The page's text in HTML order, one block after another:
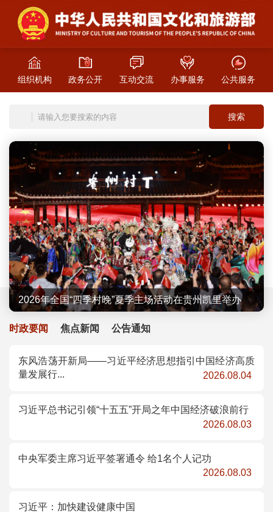
组织机构 政务公开 互动交流 办事服务 公共服务
搜索
2026年全国“四季村歌”示范活动举办
2026年全国“四季村晚”夏季主场活动在贵州凯里举办
“大地情深”——全国优秀群众文艺作品示范性展演...
2026年“5·19中国旅游日”主会场活动在广州举行
第二届中国新疆民间艺术季在新疆乌鲁木齐启动
时政要闻 焦点新闻 公告通知
东风浩荡开新局——习近平经济思想指引中国经济高质
量发展行...
2026.08.04
习近平总书记引领“十五五”开局之年中国经济破浪前行
2026.08.03
中央军委主席习近平签署通令 给1名个人记功
2026.08.03
习近平：加快建设健康中国